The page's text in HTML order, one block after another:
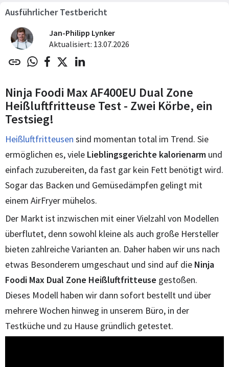
Ausführlicher Testbericht
Jan-Philipp Lynker
Aktualisiert: 13.07.2026
Ninja Foodi Max AF400EU Dual Zone
Heißluftfritteuse Test - Zwei Körbe, ein
Testsieg!
Heißluftfritteusen sind momentan total im Trend. Sie
ermöglichen es, viele Lieblingsgerichte kalorienarm und
einfach zuzubereiten, da fast gar kein Fett benötigt wird.
Sogar das Backen und Gemüsedämpfen gelingt mit
einem AirFryer mühelos.
Der Markt ist inzwischen mit einer Vielzahl von Modellen
überflutet, denn sowohl kleine als auch große Hersteller
bieten zahlreiche Varianten an. Daher haben wir uns nach
etwas Besonderem umgeschaut und sind auf die Ninja
Foodi Max Dual Zone Heißluftfritteuse gestoßen.
Dieses Modell haben wir dann sofort bestellt und über
mehrere Wochen hinweg in unserem Büro, in der
Testküche und zu Hause gründlich getestet.